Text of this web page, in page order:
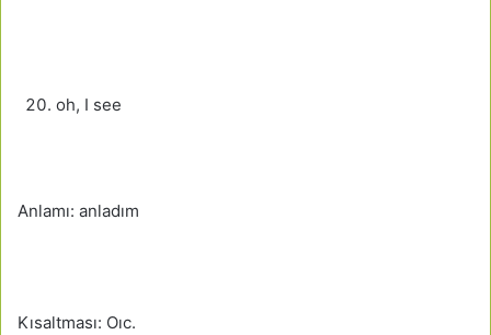
oh, I see
Anlamı: anladım
Kısaltması: Oıc.